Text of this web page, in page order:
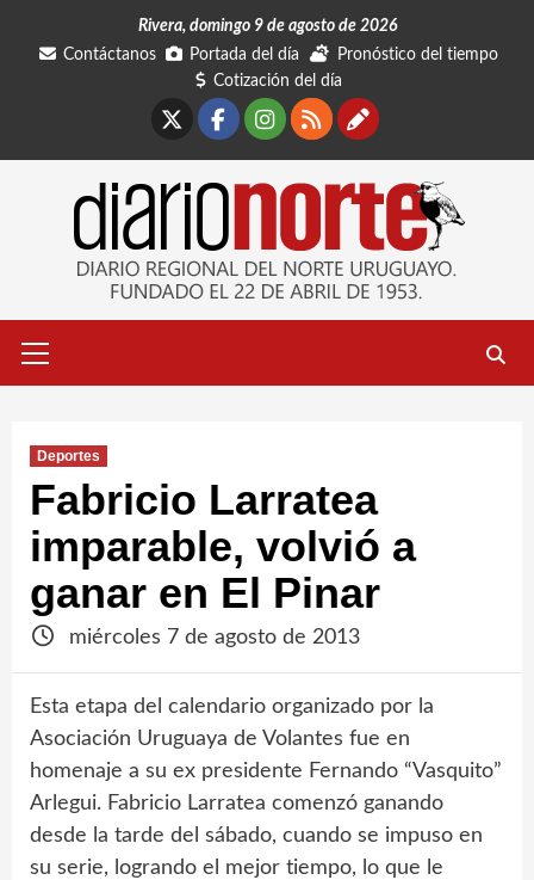
Rivera, domingo 9 de agosto de 2026
Contáctanos
Portada del día
Pronóstico del tiempo
Cotización del día
Facebook
Instagram
RSSContáctanos
primario
Deportes
Fabricio Larratea
imparable, volvió a
ganar en El Pinar
miércoles 7 de agosto de 2013
Esta etapa del calendario organizado por la
Asociación Uruguaya de Volantes fue en
homenaje a su ex presidente Fernando “Vasquito”
Arlegui. Fabricio Larratea comenzó ganando
desde la tarde del sábado, cuando se impuso en
su serie, logrando el mejor tiempo, lo que le